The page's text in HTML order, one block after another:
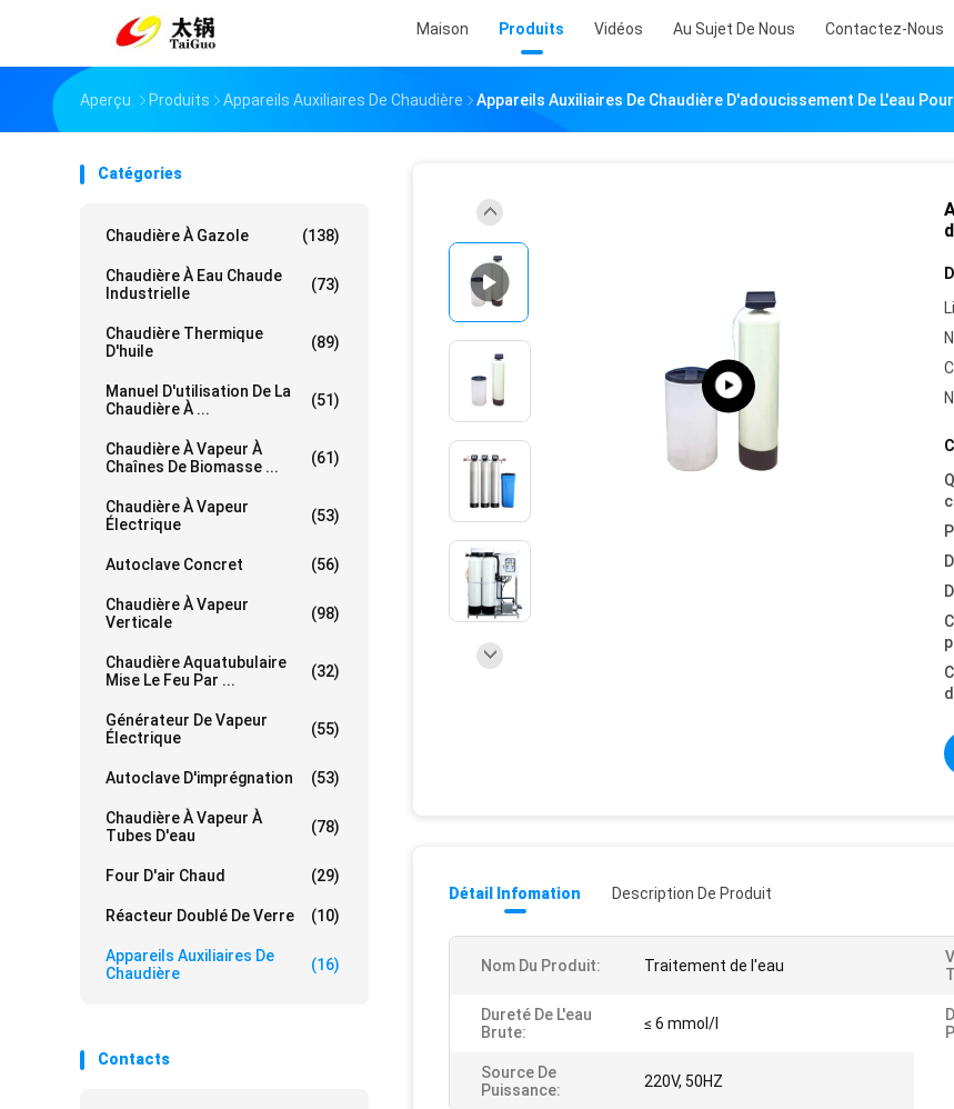
Maison Produits Vidéos Au Sujet De Nous Contactez-Nous
Aperçu Produits Appareils Auxiliaires De Chaudière Appareils Auxiliaires De Chaudière D'adoucissement De L'eau
Catégories
Chaudière À Gazole (138)
Chaudière À Eau Chaude
Industrielle
(73)
Chaudière Thermique
D'huile
(89)
Manuel D'utilisation De La
Chaudière À ...
(51)
Chaudière À Vapeur À
Chaînes De Biomasse ...
(61)
Chaudière À Vapeur
Électrique
(53)
Autoclave Concret (56)
Chaudière À Vapeur
Verticale
(98)
Chaudière Aquatubulaire
Mise Le Feu Par ...
(32)
Générateur De Vapeur
Électrique
(55)
Autoclave D'imprégnation (53)
Chaudière À Vapeur À
Tubes D'eau
(78)
Four D'air Chaud (29)
Réacteur Doublé De Verre (10)
Appareils Auxiliaires De
Chaudière
(16)
Contacts
Détail Infomation Description De Produit
Nom Du Produit: Traitement de l'eau
Dureté De L'eau
Brute:
≤ 6 mmol/l
Source De
Puissance:
220V, 50HZ